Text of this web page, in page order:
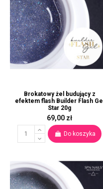
Brokatowy żel budujący z
efektem flash Builder Flash Gel
Star 20g
69,00 zł
Do koszyka